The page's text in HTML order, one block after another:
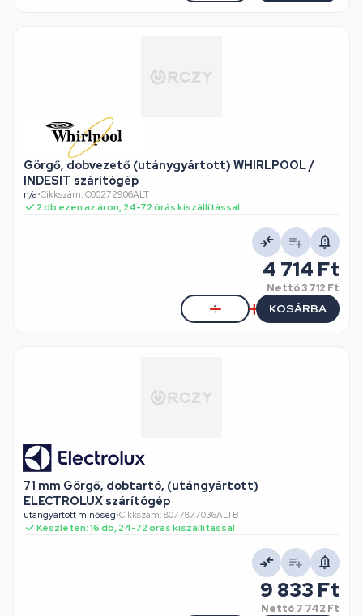
Görgő, dobvezető (utánygyártott) WHIRLPOOL /
INDESIT szárítógép
n/a•Cikkszám: C00272906ALT
2 db ezen az áron, 24-72 órás kiszállítással
4 714 Ft
Nettó3 712 Ft
KOSÁRBA
71 mm Görgő, dobtartó, (utángyártott)
ELECTROLUX szárítógép
utángyártott minőség•Cikkszám: 8077877036ALTB
Készleten: 16 db, 24-72 órás kiszállítással
9 833 Ft
Nettó7 742 Ft